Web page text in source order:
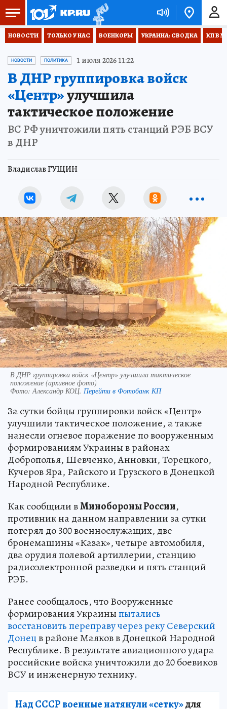
НОВОСТИ ТОЛЬКО У НАС ВОЕНКОРЫ УКРАИНА: СВОДКА КП В
НОВОСТИ ПОЛИТИКА 1 июля 2026 11:22
В ДНР группировка войск
«Центр»улучшила
тактическое положение
ВС РФ уничтожили пять станций РЭБ ВСУ
в ДНР
Владислав ГУЩИН
В ДНР группировка войск «Центр» улучшила тактическое
положение (архивное фото)
Фото: Александр КОЦ. Перейти в Фотобанк КП
За сутки бойцы группировки войск «Центр»
улучшили тактическое положение, а также
нанесли огневое поражение по вооруженным
формированиям Украины в районах
Доброполья, Шевченко, Анновки, Торецкого,
Кучеров Яра, Райского и Грузского в Донецкой
Народной Республике.
Как сообщили вМинобороны России,
противник на данном направлении за сутки
потерял до 300 военнослужащих, две
бронемашины «Казак», четыре автомобиля,
два орудия полевой артиллерии, станцию
радиоэлектронной разведки и пять станций
РЭБ.
Ранее сообщалось, что Вооруженные
формирования Украиныпытались
восстановить переправу через реку Северский
Донецв районе Маяков в Донецкой Народной
Республике. В результате авиационного удара
российские войска уничтожили до 20 боевиков
ВСУ и инженерную технику.
Над СССР военные натянули «сетку»для